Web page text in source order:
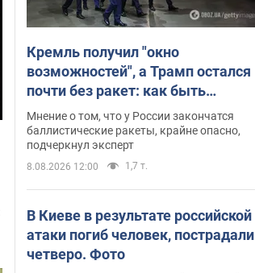
Кремль получил "окно
возможностей", а Трамп остался
почти без ракет: как быть
Украине? Интервью с Мельником
Мнение о том, что у России закончатся
баллистические ракеты, крайне опасно,
подчеркнул эксперт
8.08.2026 12:00 1,7 т.
В Киеве в результате российской
атаки погиб человек, пострадали
четверо. Фото